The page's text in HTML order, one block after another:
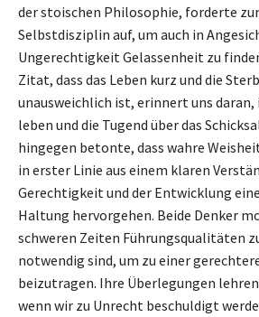
der stoischen Philosophie, forderte
Selbstdisziplin auf, um auch in
Ungerechtigkeit Gelassenheit zu
Zitat, dass das Leben kurz und die
unausweichlich ist, erinnert uns
leben und die Tugend über das
hingegen betonte, dass wahre
in erster Linie aus einem klaren
Gerechtigkeit und der Entwicklung
Haltung hervorgehen. Beide Denker
schweren Zeiten Führungsqualitäten
notwendig sind, um zu einer
beizutragen. Ihre Überlegungen
wenn wir zu Unrecht beschuldigt